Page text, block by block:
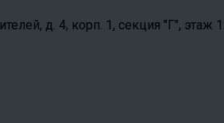
д. 4, корп. 1, секция "Г", этаж